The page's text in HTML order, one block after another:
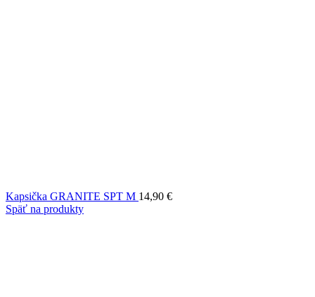
Kapsička GRANITE SPT M 14,90 €
Späť na produkty